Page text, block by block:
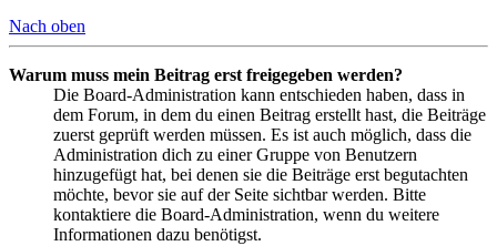
Nach oben
Warum muss mein Beitrag erst freigegeben werden?
Die Board-Administration kann entschieden haben, dass in
dem Forum, in dem du einen Beitrag erstellt hast, die Beiträge
zuerst geprüft werden müssen. Es ist auch möglich, dass die
Administration dich zu einer Gruppe von Benutzern
hinzugefügt hat, bei denen sie die Beiträge erst begutachten
möchte, bevor sie auf der Seite sichtbar werden. Bitte
kontaktiere die Board-Administration, wenn du weitere
Informationen dazu benötigst.